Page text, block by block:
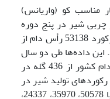
مناسب کو (واریانس)
شیر در پنج دوره
شیردهی گاوهای هلشتاین ایران از رکورد 53138 رأس دام از
شد. این داده‌ها طی دو سال
1385-1384 توسط مرکز اصلاح نژاد دام کشور از 436 گله در
تولید شیر در
دوره‌های 1 تا 5 به ترتیب برابر بود با 50578، 35970، 24337،